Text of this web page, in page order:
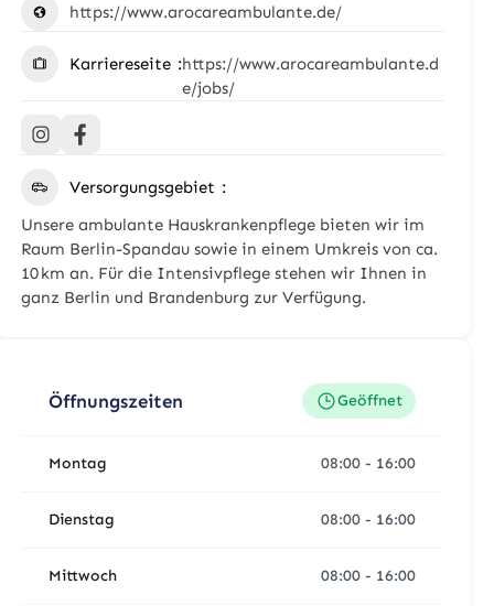
https://www.arocareambulante.de/
Karriereseite
https://www.arocareambulante.d
e/jobs/
Versorgungsgebiet
Unsere ambulante Hauskrankenpflege bieten wir im
Raum Berlin-Spandau sowie in einem Umkreis von ca.
10 km an. Für die Intensivpflege stehen wir Ihnen in
ganz Berlin und Brandenburg zur Verfügung.
Öffnungszeiten Geöffnet
Montag 08:00 - 16:00
Dienstag 08:00 - 16:00
Mittwoch 08:00 - 16:00